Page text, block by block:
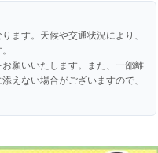
ます。天候や交通状況により、
願いいたします。また、一部離
えない場合がございますので、